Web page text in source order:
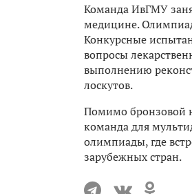
Команда ИвГМУ
медицине.
Конкурсные
вопросы
выполнению
лоскутов.
Помимо бронзовой
команда для
олимпиады, где
зарубежных стран.